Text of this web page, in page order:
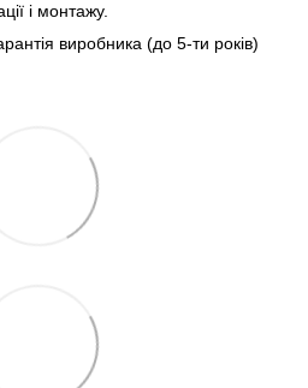
і монтажу.
виробника (до 5-ти років)